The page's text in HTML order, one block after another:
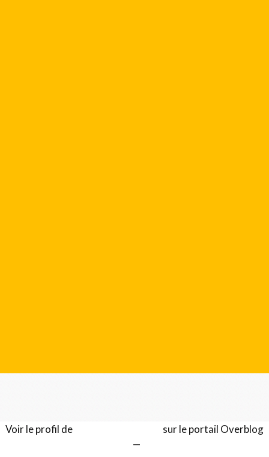
Voir le profil de sur le portail Overblog